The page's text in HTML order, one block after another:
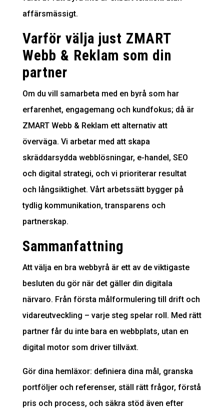
affärsmässigt.
Varför välja just ZMART
Webb & Reklam som din
partner
Om du vill samarbeta med en byrå som har
erfarenhet, engagemang och kundfokus; då är
ZMART Webb & Reklam ett alternativ att
överväga. Vi arbetar med att skapa
skräddarsydda webblösningar, e-handel, SEO
och digital strategi, och vi prioriterar resultat
och långsiktighet. Vårt arbetssätt bygger på
tydlig kommunikation, transparens och
partnerskap.
Sammanfattning
Att välja en bra webbyrå är ett av de viktigaste
besluten du gör när det gäller din digitala
närvaro. Från första målformulering till drift och
vidareutveckling – varje steg spelar roll. Med rätt
partner får du inte bara en webbplats, utan en
digital motor som driver tillväxt.
Gör dina hemläxor: definiera dina mål, granska
portföljer och referenser, ställ rätt frågor, förstå
pris och process, och säkra stöd även efter